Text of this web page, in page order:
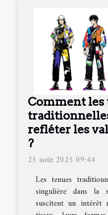
Comment les
refléter les
?
25 août 2025 09:44
Les tenues
singulière dans la
suscitent un intérêt